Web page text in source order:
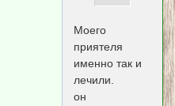
Моего
приятеля
именно так и
лечили.
он